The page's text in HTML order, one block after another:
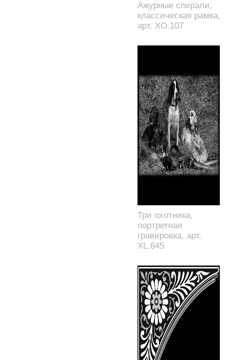
Ажурные спирали,
классическая рамка,
арт. XO.107
Три охотника,
портретная
гравировка, арт.
XL.645